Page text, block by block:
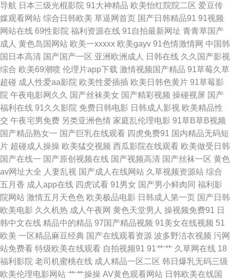
州黄页色情网站 午夜不卡三级网站 91成年人观看 最新超碰午夜网站 91精品
传媒在线 91观看在线网站 91免费网 91骚视频免费完整 91情侣视频 91丝袜
脚交网站 91深夜视频 91色导网站 91美女网站 91黑料在线视频白丝 91次元
视频 51视频在线观看 91视频资源库在线 91视频网站在线观看 91全国精品
91微拍视频 91桃色神马 91尤物18 91午夜电影院 97超碰总资源 97超碰热线
超碰性爱 成人视频论坛国内后入 福利导航大全 豆花成人社区入口 国产TS在
线播放 国产精品草草浮力影院 国产理伦 国产精品一区二区欧美 黄射网站 久
草色视频 老司机福利永久 老司机色网导航 人人操碰成人 日本理论一区 日韩
干操av 日韩欧美亚州 色色五月婷婷天 四虎亚洲在线观看 天天日夜夜 五月花
老湿机 五月天午夜福利影院 亚洲欧美不卡线 在线播放97国产 中日韩性另类
综合另类少妇图 91网站入口官方免费 97资源站超级碰碰 www99热热视频
导航 日本三级光棍影院 91大神精品 欧美怡红院院二区 爱豆传
媒观看网站 综合日韩欧美 草逼网首页 国产日韩精品91 91视频
网站在线 69性影院 福利资源在线 91自拍最新网址 青青草国产
成人 黄色岛国网站 欧美一xxxxx 欧美gayv 91色情激情网 中国韩
国日本高清 国产国产一区 亚洲欧洲成人 日韩在线 久久国产影视
综合 欧美69潮喷 伦理片app下载 激情视频国产精品 91草莓久草
超碰 成人性爱aa影院 欧美性爱插插 欧美日韩色黄片 91草莓影
院 午夜电影网久久 国产丝袜美女 国产精彩视频 操碰视屏 国产
福利在线 91久久影院 免费日韩电影 日韩成人影视 欧美精品性
交 午夜宅男免费 另类亚洲色情 家庭乱伦理电影 91草B草B视频
国产精品熟女一 国产巨乳在线观看 四虎免费91 国内精品无码短
片 超碰成人操操 欧美猛交视频 西瓜影院在线观看 欧美做受日韩
国产在线一 国产原创视频在线 国产视频高清 国产丝袜一区 黄色
av网址大全 人妻乱视 国产成人在线网站 久草视频资源站 综合
五月香 成人app在线 四虎试看 91男女 国产男小鲜肉同 福利影
院网站 激情五月天色色 欧美极品电影 日韩成人第一页 国产日韩
欧美电影 久久机热 成人午夜网 黄色天堂男人 操视频免费91 日
韩中文在线 精品中的精品 97国产精品视频 91美女在线视频 51
欧美 一区精品麻豆经典 国产在线观看资源 波多野洁衣视频 污网
站免费看 特级欧美在线观看 自拍视频91 91艹艹 久草网在线 18
福利影院 老司机蜜桃在线 成人精品一区二区 韩日爆乳无码三级
欧美伦理电影网站 艹艹操操 AV黄色观看网站 日韩欧美在线国